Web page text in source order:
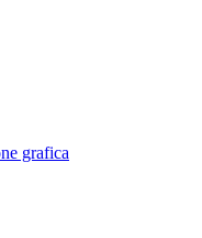
grafica